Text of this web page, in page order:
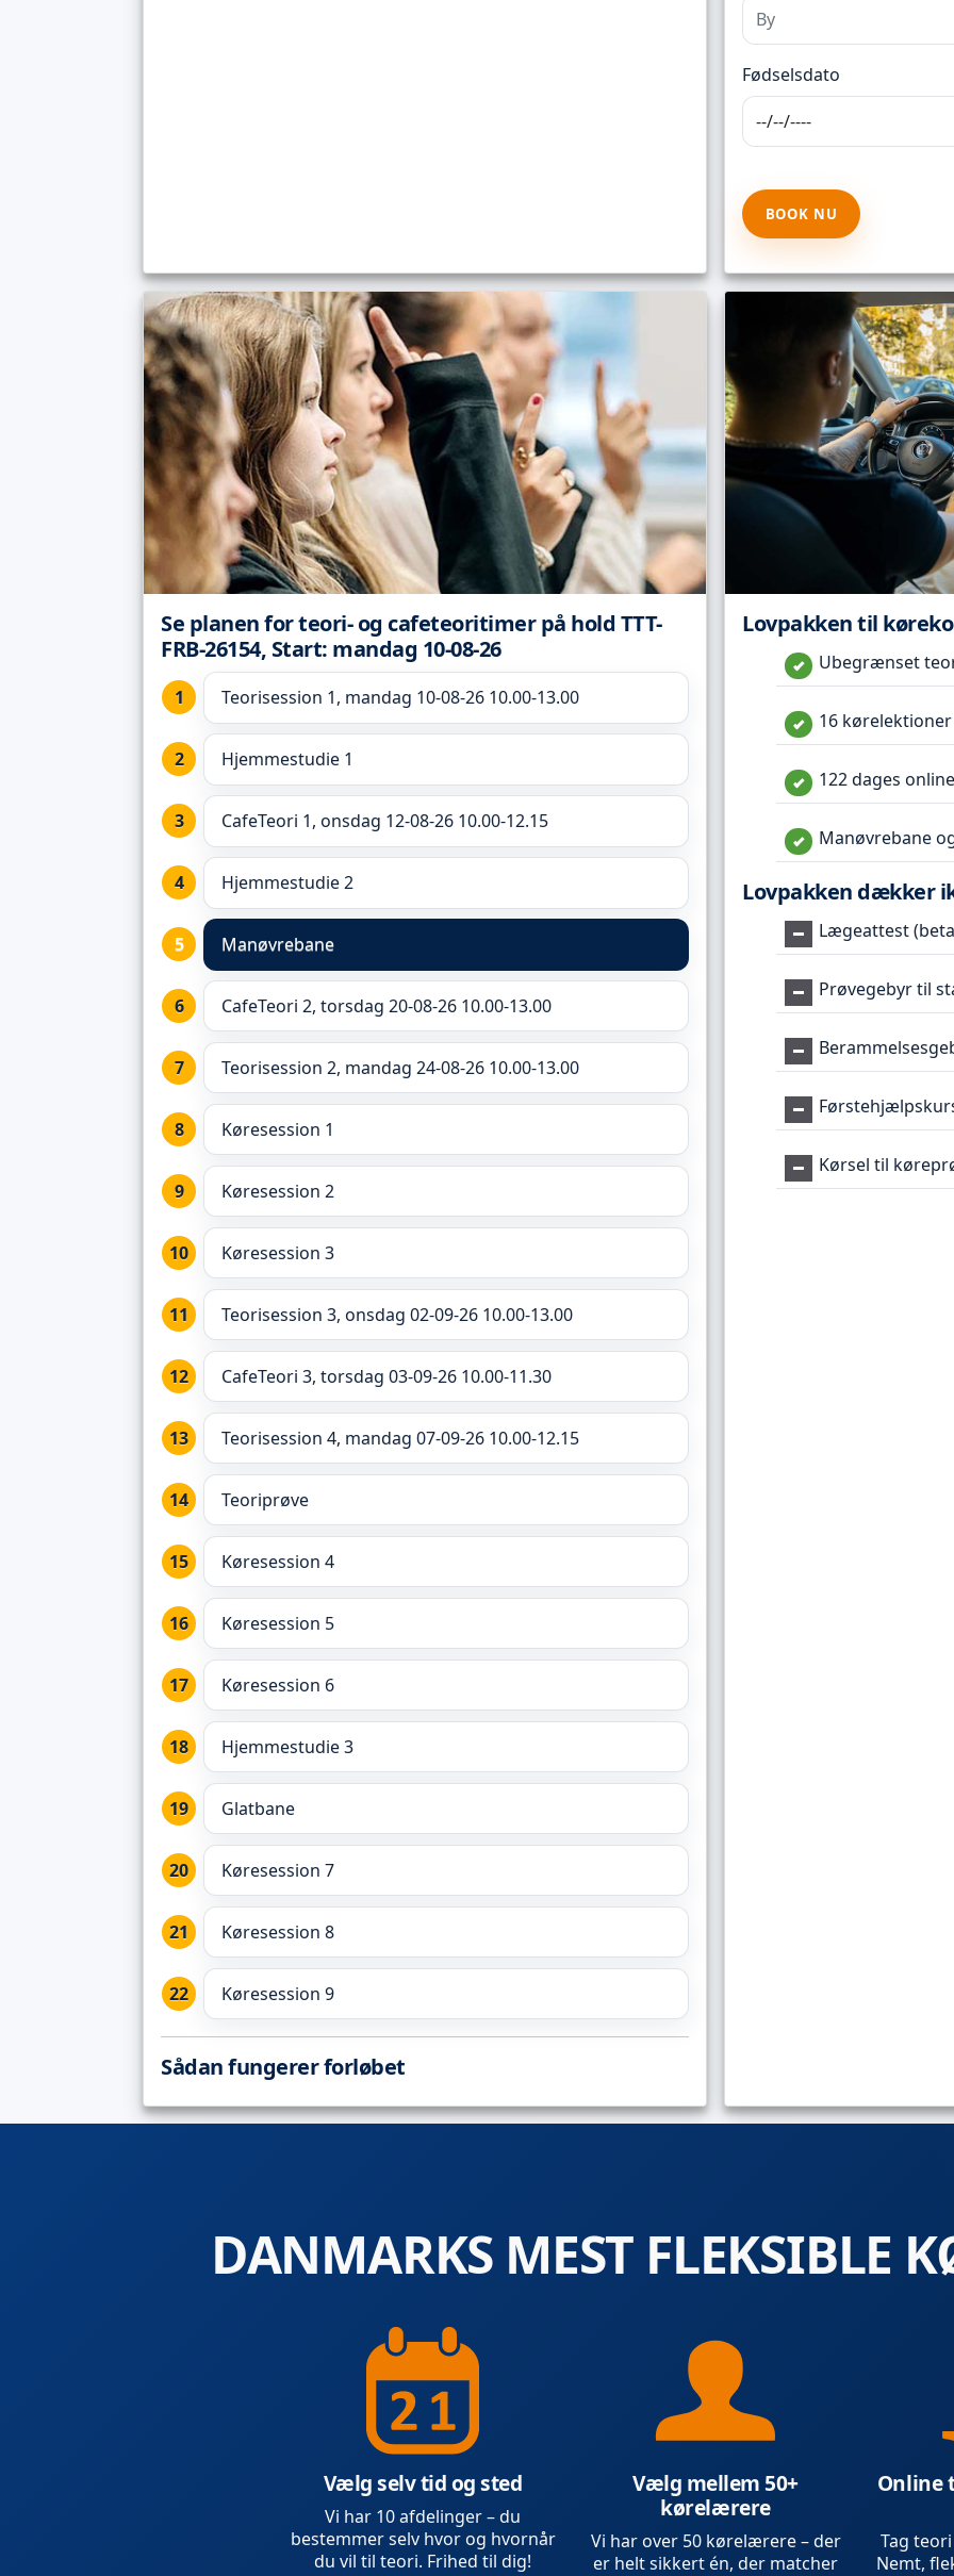
Fødselsdato
BOOK NU
Se planen for teori- og cafeteoritimer på hold TTT-
FRB-26154, Start: mandag 10-08-26
Teorisession 1, mandag 10-08-26 10.00-13.00
Hjemmestudie 1
CafeTeori 1, onsdag 12-08-26 10.00-12.15
Hjemmestudie 2
Manøvrebane
CafeTeori 2, torsdag 20-08-26 10.00-13.00
Teorisession 2, mandag 24-08-26 10.00-13.00
Køresession 1
Køresession 2
Køresession 3
Teorisession 3, onsdag 02-09-26 10.00-13.00
CafeTeori 3, torsdag 03-09-26 10.00-11.30
Teorisession 4, mandag 07-09-26 10.00-12.15
Teoriprøve
Køresession 4
Køresession 5
Køresession 6
Hjemmestudie 3
Glatbane
Køresession 7
Køresession 8
Køresession 9
Sådan fungerer forløbet
Lovpakken til
Ubegrænset
16 kørelektioner
122 dages
Manøvrebane
Lovpakken dækker
Lægeattest
Prøvegebyr til
Kørsel til
DANMARKS MEST FLEKSIBLE
Vælg selv tid og sted
Vi har 10 afdelinger – du
bestemmer selv hvor og hvornår
du vil til teori. Frihed til dig!
Vælg mellem 50+
kørelærere
Vi har over 50 kørelærere – der
er helt sikkert én, der matcher
Online
Tag
Nemt,